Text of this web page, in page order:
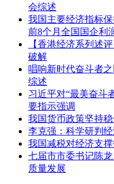
会综述
我国主要经济指标
前8个月全国国企利
【香港经济系列述
破解
唱响新时代奋斗者
综述
习近平对“最美奋斗
要指示强调
我国货币政策坚持
李克强：科学研判
我国减税对经济支
七届市市委书记陈
质量发展